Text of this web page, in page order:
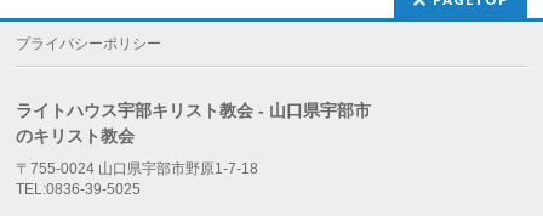
プライバシーポリシー
ライトハウス宇部キリスト教会 - 山口県宇部市
のキリスト教会
〒755-0024 山口県宇部市野原1-7-18
TEL:0836-39-5025